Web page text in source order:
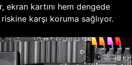
ekran kartını hem dengede
karşı koruma sağlıyor.